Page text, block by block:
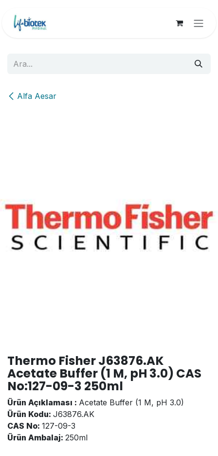
Alfa Aesar
Thermo Fisher J63876.AK
Acetate Buffer (1 M, pH 3.0) CAS
No:127-09-3 250ml
Ürün Açıklaması : Acetate Buffer (1 M, pH 3.0)
Ürün Kodu: J63876.AK
CAS No: 127-09-3
Ürün Ambalaj: 250ml